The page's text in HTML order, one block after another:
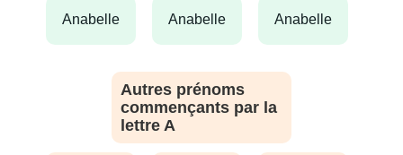
anabelle anabelle anabelle
Autres prénoms
commençants par la
lettre A